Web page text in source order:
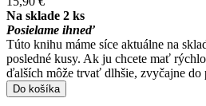
Na sklade 2 ks
Posielame ihneď
Túto knihu máme síce aktuálne na
posledné kusy. Ak ju chcete mať
ďalších môže trvať dlhšie, zvyčajne do
Do košíka